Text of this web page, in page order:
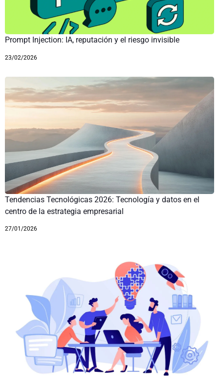
Prompt Injection: IA, reputación y el riesgo invisible
23/02/2026
Tendencias Tecnológicas 2026: Tecnología y datos en el
centro de la estrategia empresarial
27/01/2026